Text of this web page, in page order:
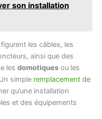
son installation
les câbles, les
ainsi que des
les domotiques ou les
simple remplacement de
qu’une installation
et des équipements